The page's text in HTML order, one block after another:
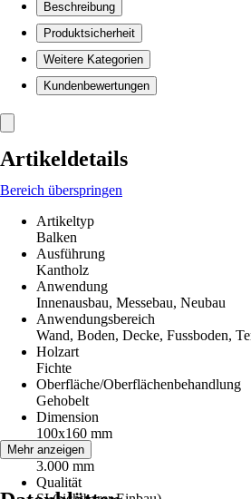
Beschreibung
Produktsicherheit
Weitere Kategorien
Kundenbewertungen
Artikeldetails
Bereich überspringen
Artikeltyp
Balken
Ausführung
Kantholz
Anwendung
Innenausbau, Messebau, Neubau
Anwendungsbereich
Wand, Boden, Decke, Fussboden,
Holzart
Fichte
Oberfläche/Oberflächenbehandlung
Gehobelt
Dimension
100x160 mm
Länge
3.000 mm
Qualität
Mehr anzeigen